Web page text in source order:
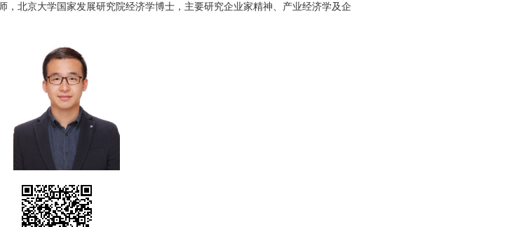
，北京大学国家发展研究院经济学博士，主要研究企业家精神、产业经济学及企